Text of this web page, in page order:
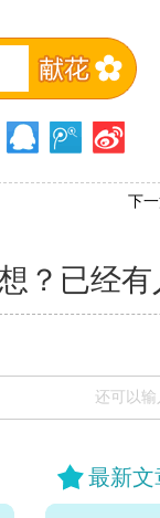
下
？已经有
还可以输
最新文